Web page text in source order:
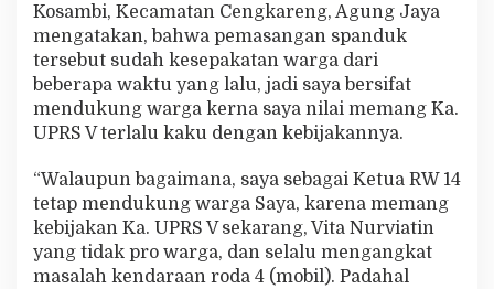
Kosambi, Kecamatan Cengkareng, Agung Jaya
mengatakan, bahwa pemasangan spanduk
tersebut sudah kesepakatan warga dari
beberapa waktu yang lalu, jadi saya bersifat
mendukung warga kerna saya nilai memang Ka.
UPRS V terlalu kaku dengan kebijakannya.
“Walaupun bagaimana, saya sebagai Ketua RW 14
tetap mendukung warga Saya, karena memang
kebijakan Ka. UPRS V sekarang, Vita Nurviatin
yang tidak pro warga, dan selalu mengangkat
masalah kendaraan roda 4 (mobil). Padahal